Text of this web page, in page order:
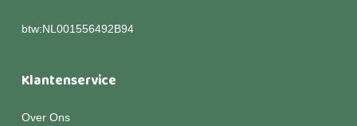
btw:NL001556492B94
Klantenservice
Over Ons